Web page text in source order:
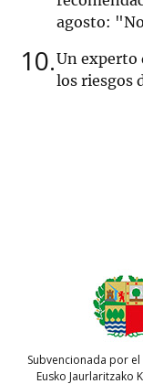
agosto:
10 Un experto
los riesgos
Subvencionada por
Eusko Jaurlaritzako